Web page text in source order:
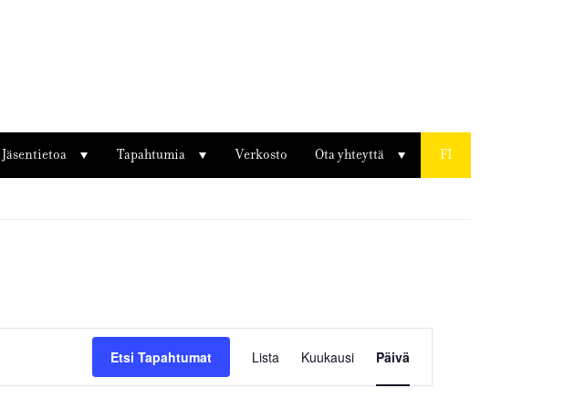
Jäsentietoa Tapahtumia Verkosto Ota yhteyttä FI
Etsi Tapahtumat
Views
Lista Kuukausi Päivä